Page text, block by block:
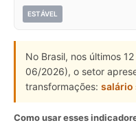
ESTÁVEL
No Brasil, nos últimos
06/2026), o setor
transformações: salário
Como usar esses